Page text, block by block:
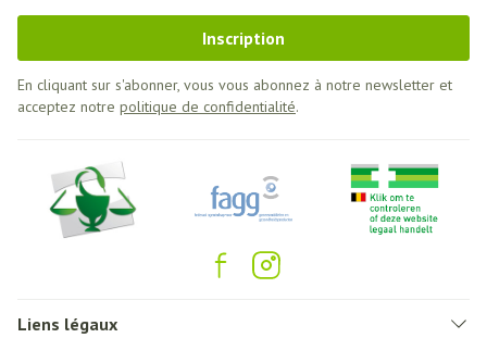
Inscription
En cliquant sur s'abonner, vous vous abonnez à notre newsletter et
acceptez notre politique de confidentialité.
Liens légaux